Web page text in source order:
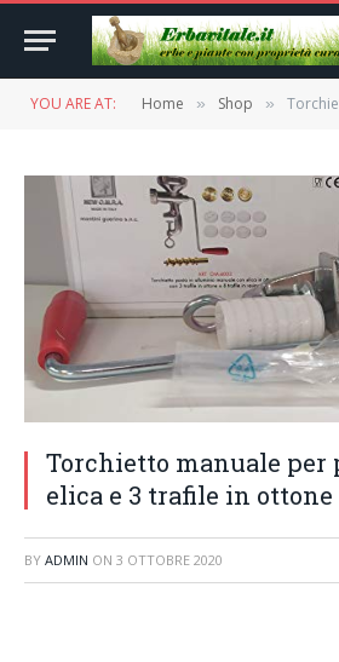
YOU ARE AT: Home » Shop » Torchietto
Torchietto manuale per
elica e 3 trafile in ottone
BY ADMIN ON 3 OTTOBRE 2020